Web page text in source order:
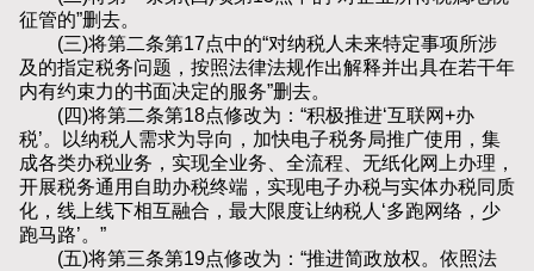
征管的”删去。
(三)将第二条第17点中的“对纳税人未来特定事项所涉
及的指定税务问题，按照法律法规作出解释并出具在若干年
内有约束力的书面决定的服务”删去。
(四)将第二条第18点修改为：“积极推进‘互联网+办
税’。以纳税人需求为导向，加快电子税务局推广使用，集
成各类办税业务，实现全业务、全流程、无纸化网上办理，
开展税务通用自助办税终端，实现电子办税与实体办税同质
化，线上线下相互融合，最大限度让纳税人‘多跑网络，少
跑马路’。”
(五)将第三条第19点修改为：“推进简政放权。依照法